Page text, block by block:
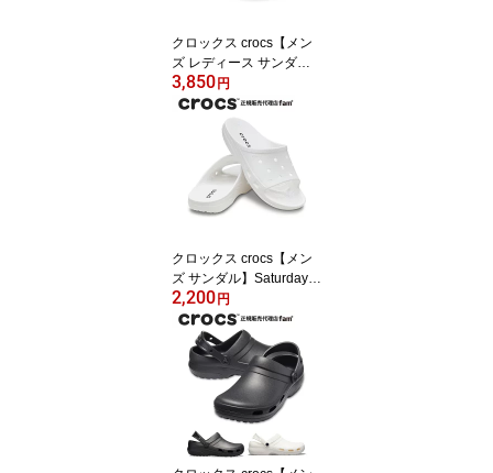
クロックス crocs【メン
ズ レディース サンダ
ル】Classic/クラシック/
10001-214｜##
3,850円
クロックス crocs【メン
ズ サンダル】Saturday S
lide M/サタデー スライド
M /213298-100｜##
2,200円